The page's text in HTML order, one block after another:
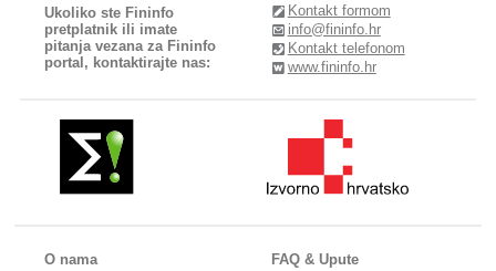
Ukoliko ste Fininfo
pretplatnik ili imate
pitanja vezana za Fininfo
portal, kontaktirajte nas:
Kontakt formom
info@fininfo.hr
Kontakt telefonom
www.fininfo.hr
O nama
FAQ & Upute